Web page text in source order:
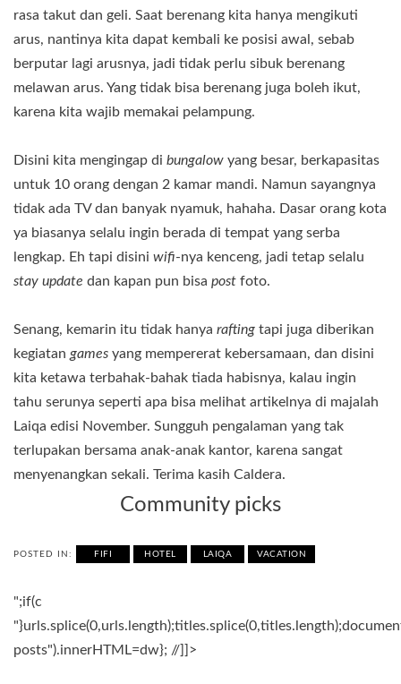
rasa takut dan geli. Saat berenang kita hanya mengikuti
arus, nantinya kita dapat kembali ke posisi awal, sebab
berputar lagi arusnya, jadi tidak perlu sibuk berenang
melawan arus. Yang tidak bisa berenang juga boleh ikut,
karena kita wajib memakai pelampung.
Disini kita mengingap di bungalow yang besar, berkapasitas
untuk 10 orang dengan 2 kamar mandi. Namun sayangnya
tidak ada TV dan banyak nyamuk, hahaha. Dasar orang kota
ya biasanya selalu ingin berada di tempat yang serba
lengkap. Eh tapi disini wifi-nya kenceng, jadi tetap selalu
stay update dan kapan pun bisa post foto.
Senang, kemarin itu tidak hanya rafting tapi juga diberikan
kegiatan games yang mempererat kebersamaan, dan disini
kita ketawa terbahak-bahak tiada habisnya, kalau ingin
tahu serunya seperti apa bisa melihat artikelnya di majalah
Laiqa edisi November. Sungguh pengalaman yang tak
terlupakan bersama anak-anak kantor, karena sangat
menyenangkan sekali. Terima kasih Caldera.
Community picks
POSTED IN: FIFI HOTEL LAIQA VACATION
";if(c
posts").innerHTML=dw}; //]]>